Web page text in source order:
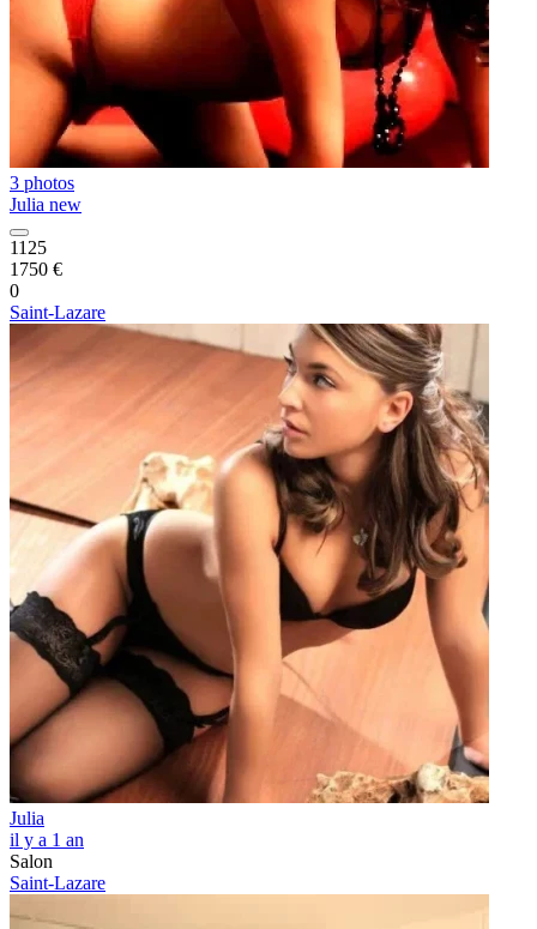
3 photos
Julia new
1125
1750 €
0
Saint-Lazare
Julia
il y a 1 an
Salon
Saint-Lazare